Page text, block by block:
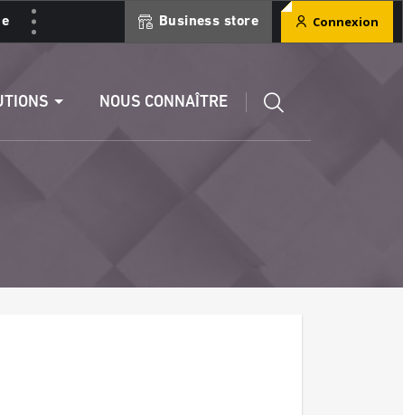
Business store Connexion
NOUS CONNAÎTRE